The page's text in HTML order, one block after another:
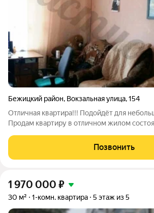
Бежицкий район, Вокзальная улица,154
Отличная квартира!!! Подойдёт для
Продам квартиру в отличном жилом
ПВХ, пол ламинат и линолеум, новые
санузел раздельный-отделка
Позвонить
1 970 000 ₽
30 м² 1-комн. квартира 5 этаж из 5